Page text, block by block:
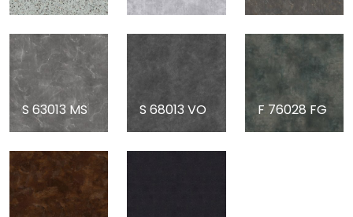
S 63013 MS S 68013 VO F 76028 FG